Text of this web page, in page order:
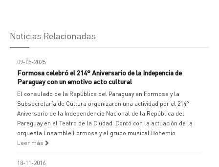
Noticias Relacionadas
09-05-2025
Formosa celebró el 214° Aniversario de la Indepencia de
Paraguay con un emotivo acto cultural
El consulado de la República del Paraguay en Formosa y la
Subsecretaría de Cultura organizaron una actividad por el 214°
Aniversario de la Independencia Nacional de la República del
Paraguay en el Teatro de la Ciudad. Contó con la actuación de la
orquesta Ensamble Formosa y el grupo musical Bohemio
Leer más
18-11-2016